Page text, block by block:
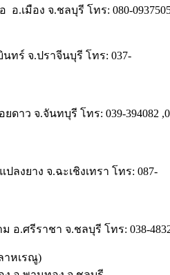
อ.เมือง จ.ชลบุรี โทร: 080-
นทร์ จ.ปราจีนบุรี โทร: 037-
ดาว จ.จันทบุรี โทร: 039-394082
ปลงยาง จ.ฉะเชิงเทรา โทร: 087-
อ.ศรีราชา จ.ชลบุรี โทร: 038-
าหเรณู)